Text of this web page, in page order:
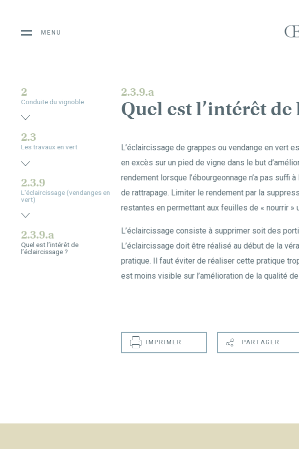
MENU
2.3.9.a
Quel est l’intérêt de
L’éclaircissage de grappes ou vendange en vert
en excès sur un pied de vigne dans le but
rendement lorsque l’ébourgeonnage n’a pas suffi
de rattrapage. Limiter le rendement par la
restantes en permettant aux feuilles de « nourrir »
L’éclaircissage consiste à supprimer soit des
L’éclaircissage doit être réalisé au début de la
pratique. Il faut éviter de réaliser cette pratique
est moins visible sur l’amélioration de la qualité
IMPRIMER PARTAGER
2
Conduite du vignoble
2.3
Les travaux en vert
2.3.9
L'éclaircissage (vendanges en
vert)
2.3.9.a
Quel est l’intérêt de
l’éclaircissage ?